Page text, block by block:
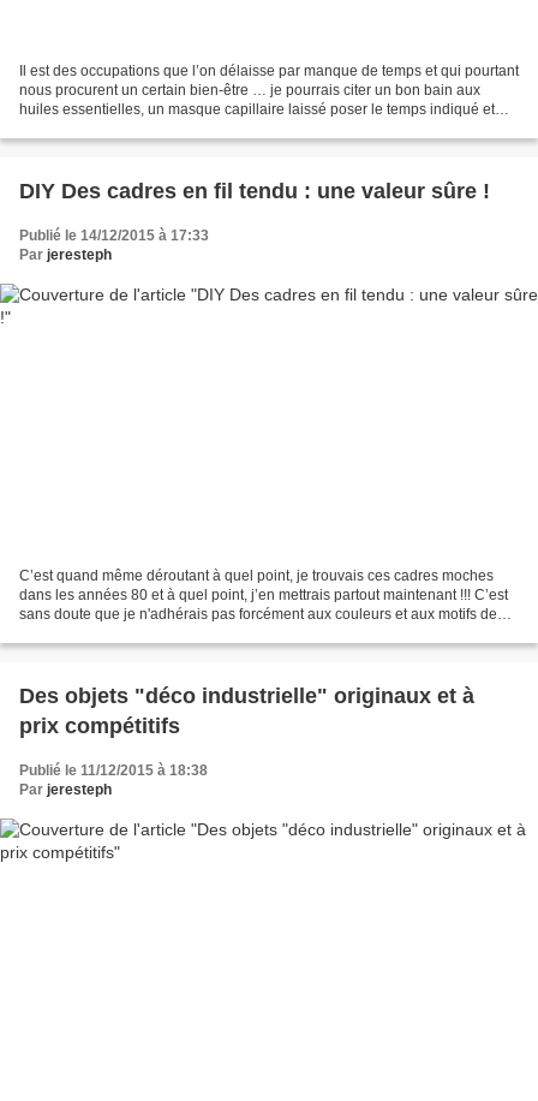
Il est des occupations que l’on délaisse par manque de temps et qui pourtant
nous procurent un certain bien-être … je pourrais citer un bon bain aux
huiles essentielles, un masque capillaire laissé poser le temps indiqué et
DIY Des cadres en fil tendu : une valeur sûre !
Publié le 14/12/2015 à 17:33
Par jeresteph
C’est quand même déroutant à quel point, je trouvais ces cadres moches
dans les années 80 et à quel point, j’en mettrais partout maintenant !!! C’est
sans doute que je n'adhérais pas forcément aux couleurs et aux motifs de
Des objets "déco industrielle" originaux et à
prix compétitifs
Publié le 11/12/2015 à 18:38
Par jeresteph